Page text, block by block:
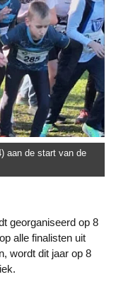
aan de start van de
georganiseerd op 8
alle finalisten uit
wordt dit jaar op 8